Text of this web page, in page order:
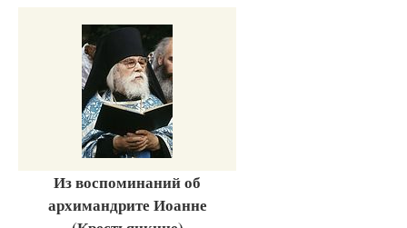
Из воспоминаний об
архимандрите Иоанне